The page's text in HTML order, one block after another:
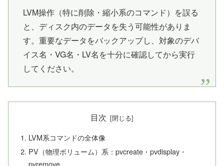
LVM操作（特に削除・縮小系のコマンド）を誤る
と、ディスク内のデータを失う可能性がありま
す。重要なデータをバックアップし、対象のデバ
イス名・VG名・LV名を十分に確認してから実行
してください。
目次
LVM系コマンドの全体像
PV（物理ボリューム）系：pvcreate・pvdisplay・
pvremove